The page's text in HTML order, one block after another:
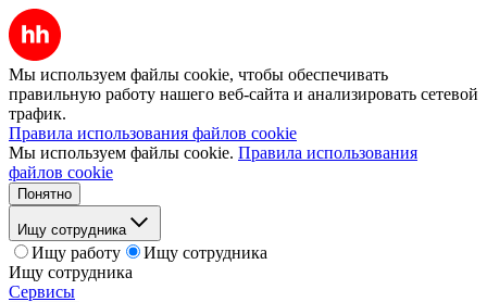
Мы используем файлы cookie, чтобы обеспечивать
правильную работу нашего веб-сайта и анализировать сетевой
трафик.
Правила использования файлов cookie
Мы используем файлы cookie. Правила использования
файлов cookie
Понятно
Ищу сотрудника
Ищу работу
Ищу сотрудника
Ищу сотрудника
Сервисы